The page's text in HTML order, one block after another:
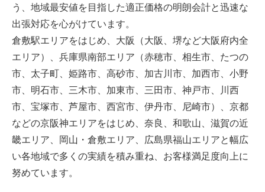
う、地域最安値を目指した適正価格の明朗会計と迅速な
出張対応を心がけています。
倉敷駅エリアをはじめ、大阪（大阪、堺など大阪府内全
エリア）、兵庫県南部エリア（赤穂市、相生市、たつの
市、太子町、姫路市、高砂市、加古川市、加西市、小野
市、明石市、三木市、加東市、三田市、神戸市、川西
市、宝塚市、芦屋市、西宮市、伊丹市、尼崎市）、京都
などの京阪神エリアをはじめ、奈良、和歌山、滋賀の近
畿エリア、岡山・倉敷エリア、広島県福山エリアと幅広
い各地域で多くの実績を積み重ね、お客様満足度向上に
努めています。